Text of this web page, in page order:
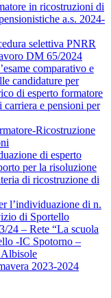
in ricostruzioni di
a.s. 2024-
selettiva PNRR
DM 65/2024
comparativo e
candidature per
di esperto formatore
e pensioni per
Ricostruzione
di esperto
per la risoluzione
di ricostruzione di
l’individuazione di n.
di Sportello
24 – Rete “La scuola
-IC Spotorno –
2023-2024